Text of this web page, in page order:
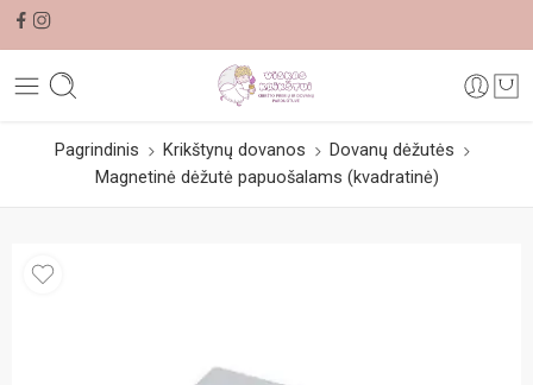
Pagrindinis Krikštynų dovanos
Dovanų dėžutės
Magnetinė dėžutė papuošalams (kvadratinė)